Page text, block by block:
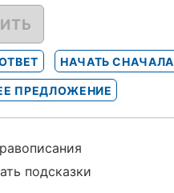
НАЧАТЬ СНАЧАЛА
ПРЕДЛОЖЕНИЕ
подсказки